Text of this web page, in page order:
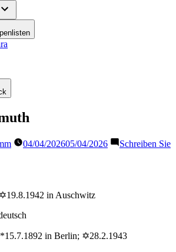
04/04/202605/04/2026
Schreiben Sie
in Auschwitz
in Berlin; ✡28.2.1943